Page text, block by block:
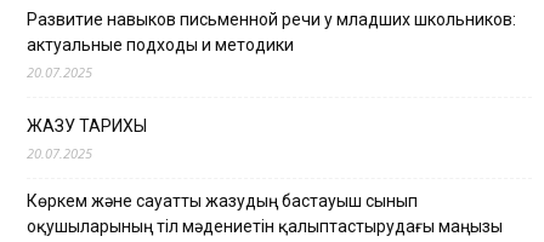
Развитие навыков письменной речи у младших школьников:
актуальные подходы и методики
20.07.2025
ЖАЗУ ТАРИХЫ
20.07.2025
Көркем және сауатты жазудың бастауыш сынып
оқушыларының тіл мәдениетін қалыптастырудағы маңызы